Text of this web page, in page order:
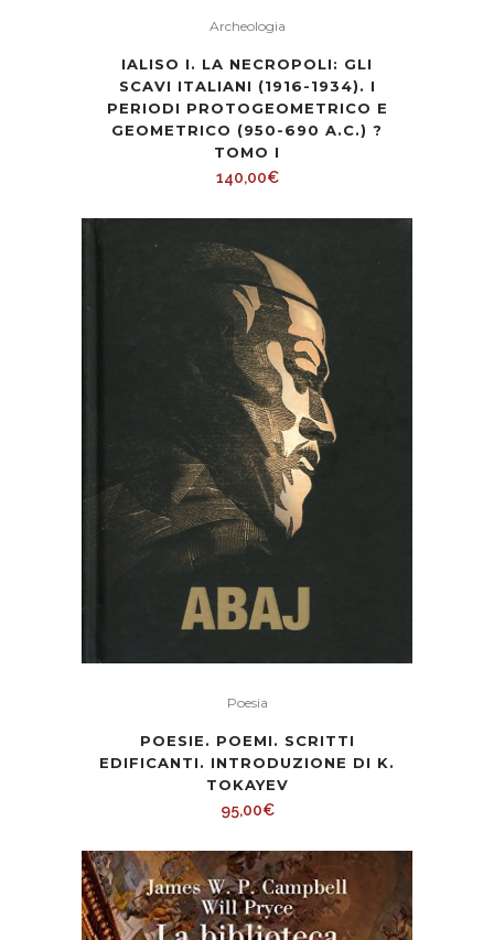
Archeologia
IALISO I. LA NECROPOLI: GLI
SCAVI ITALIANI (1916-1934). I
PERIODI PROTOGEOMETRICO E
GEOMETRICO (950-690 A.C.) ?
TOMO I
140,00€
Poesia
POESIE. POEMI. SCRITTI
EDIFICANTI. INTRODUZIONE DI K.
TOKAYEV
95,00€